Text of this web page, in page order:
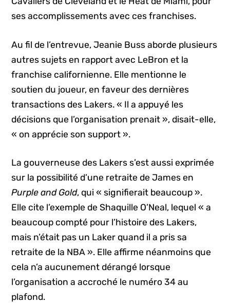
ses accomplissements avec ces franchises.
Au fil de l’entrevue, Jeanie Buss aborde plusieurs
autres sujets en rapport avec LeBron et la
franchise californienne. Elle mentionne le
soutien du joueur, en faveur des dernières
transactions des Lakers. « Il a appuyé les
décisions que l’organisation prenait », disait-elle,
« on apprécie son support ».
La gouverneuse des Lakers s’est aussi exprimée
sur la possibilité d’une retraite de James en
Purple and Gold, qui « signifierait beaucoup ».
Elle cite l’exemple de Shaquille O’Neal, lequel « a
beaucoup compté pour l’histoire des Lakers,
mais n’était pas un Laker quand il a pris sa
retraite de la NBA ». Elle affirme néanmoins que
cela n’a aucunement dérangé lorsque
l’organisation a accroché le numéro 34 au
plafond.